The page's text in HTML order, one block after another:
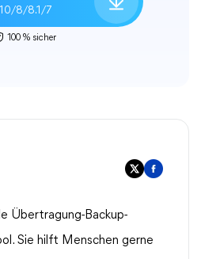
8/8.1/7
100 % sicher
Übertragung-Backup-
Sie hilft Menschen gerne